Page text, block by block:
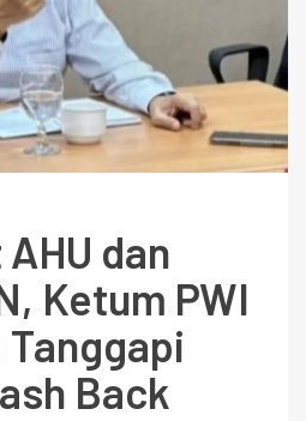
dan
Ketum PWI
Tanggapi
Back